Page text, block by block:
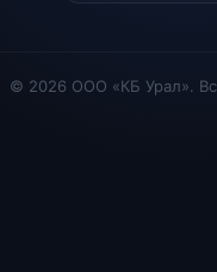
© 2026 ООО «КБ Урал».